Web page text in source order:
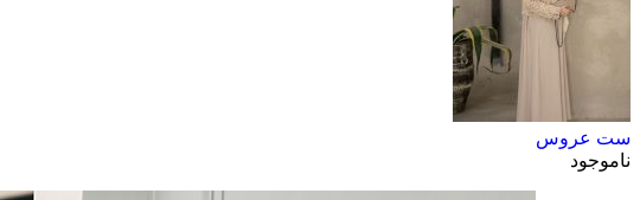
ست عروس
ناموجود